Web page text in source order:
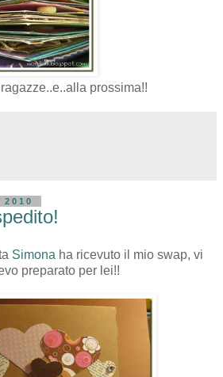
prossima!!
Simona ha ricevuto il mio swap, vi
preparato per lei!!